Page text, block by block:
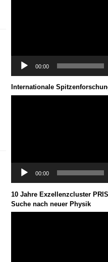
00:00
Internationale
00:00
10 Jahre Exzellenzcluster
Suche nach neuer Physik